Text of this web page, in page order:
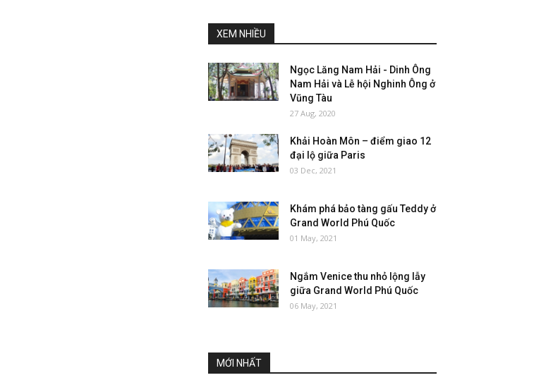
XEM NHIỀU
Ngọc Lăng Nam Hải - Dinh Ông
Nam Hải và Lễ hội Nghinh Ông ở
Vũng Tàu
27 Aug, 2020
Khải Hoàn Môn – điểm giao 12
đại lộ giữa Paris
03 Dec, 2021
Khám phá bảo tàng gấu Teddy ở
Grand World Phú Quốc
01 May, 2021
Ngắm Venice thu nhỏ lộng lẫy
giữa Grand World Phú Quốc
06 May, 2021
MỚI NHẤT